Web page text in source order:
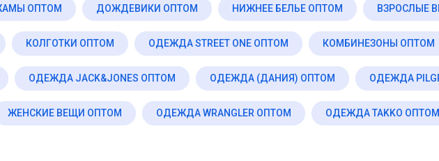
ОПТОМ ДОЖДЕВИКИ ОПТОМ НИЖНЕЕ БЕЛЬЕ ОПТОМ ВЗРОСЛЫЕ
КОЛГОТКИ ОПТОМ ОДЕЖДА STREET ONE ОПТОМ КОМБИНЕЗОНЫ ОПТОМ
ОДЕЖДА JACK&JONES ОПТОМ ОДЕЖДА (ДАНИЯ) ОПТОМ ОДЕЖДА
ЖЕНСКИЕ ВЕЩИ ОПТОМ ОДЕЖДА WRANGLER ОПТОМ ОДЕЖДА TAKKO ОПТОМ